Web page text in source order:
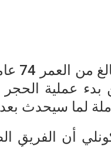
أكد
بدء عملية
لما سيحدث
أن